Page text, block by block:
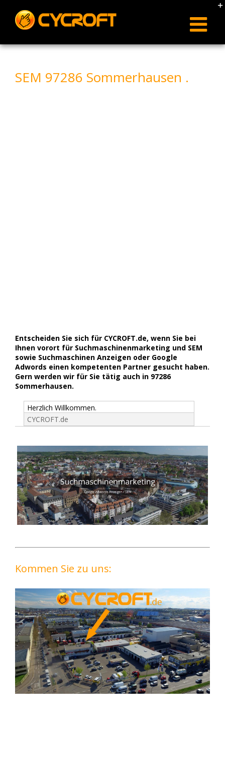
content
SEM 97286 Sommerhausen .
Entscheiden Sie sich für CYCROFT.de, wenn Sie bei
Ihnen vorort für Suchmaschinenmarketing und SEM
sowie Suchmaschinen Anzeigen oder Google
Adwords einen kompetenten Partner gesucht haben.
Gern werden wir für Sie tätig auch in 97286
Sommerhausen.
Herzlich Willkommen.
CYCROFT.de
Kommen Sie zu uns: